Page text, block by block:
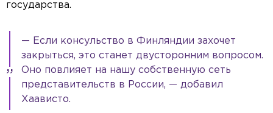
государства.
— Если консульство в Финляндии захочет
закрыться, это станет двусторонним вопросом.
Оно повлияет на нашу собственную сеть
представительств в России, — добавил
Хаависто.